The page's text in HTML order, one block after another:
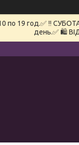
19 год.✅ ‼️
день.✅ 🛍️